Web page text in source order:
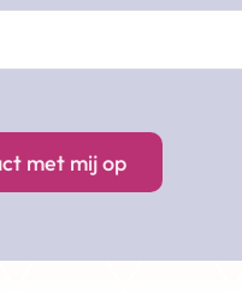
met mij op